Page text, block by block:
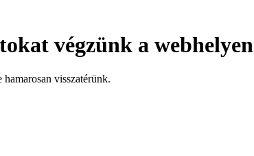
végzünk a webhelyen
visszatérünk.